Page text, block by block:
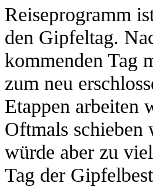
Reiseprogramm
den Gipfeltag.
kommenden Tag
zum neu
Etappen arbeiten
Oftmals schieben
würde aber zu
Tag der